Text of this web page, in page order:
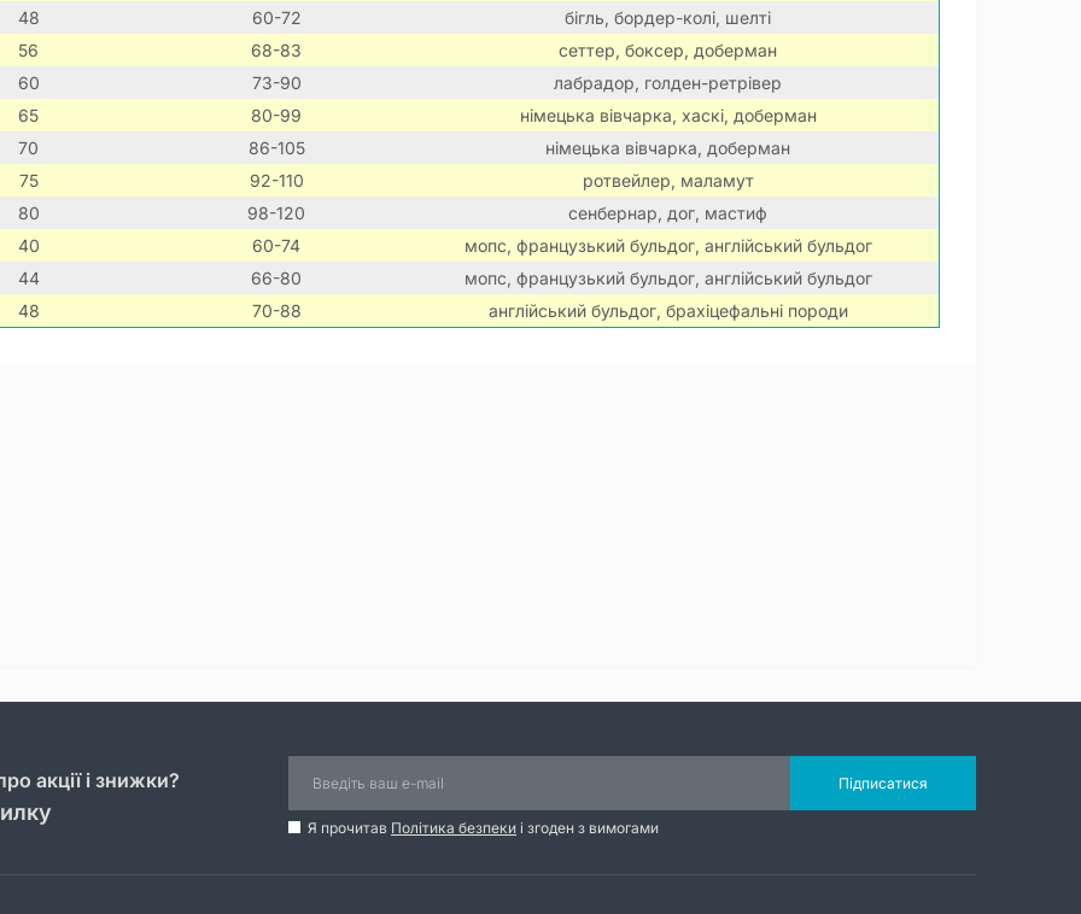
48
60-72
бігль, бордер-колі, шелті
56
68-83
сеттер, боксер, доберман
60
73-90
лабрадор, голден-ретрівер
65
80-99
німецька вівчарка, хаскі, доберман
70
86-105
німецька вівчарка, доберман
75
92-110
ротвейлер, маламут
80
98-120
сенбернар, дог, мастиф
40
60-74
мопс, французький бульдог, англійський бульдог
44
66-80
мопс, французький бульдог, англійський бульдог
48
70-88 англійський бульдог, брахіцефальні породи
акції і знижки? Підписатися
Я прочитав Політика безпеки і згоден з вимогами